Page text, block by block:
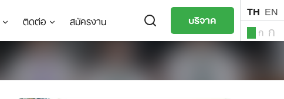
ติดต่อ สมัครงาน บริจาค TH EN
ก ก
TH EN